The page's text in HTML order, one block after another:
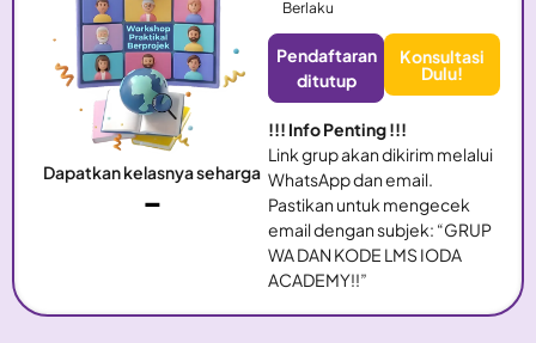
Dapatkan kelasnya seharga
-
Berlaku
Pendaftaran
ditutup
Konsultasi
Dulu!
!!! Info Penting !!!
Link grup akan dikirim melalui
WhatsApp dan email.
Pastikan untuk mengecek
email dengan subjek: “GRUP
WA DAN KODE LMS IODA
ACADEMY!!”